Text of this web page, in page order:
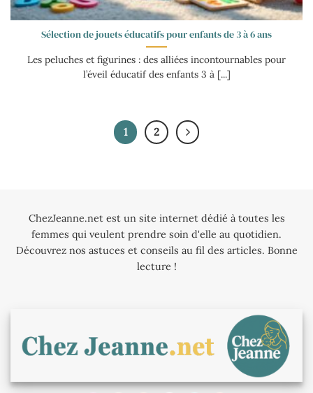
Sélection de jouets éducatifs pour enfants de 3 à 6 ans
Les peluches et figurines : des alliées incontournables pour
l’éveil éducatif des enfants 3 à [...]
1 2
ChezJeanne.net est un site internet dédié à toutes les
femmes qui veulent prendre soin d'elle au quotidien.
Découvrez nos astuces et conseils au fil des articles. Bonne
lecture !